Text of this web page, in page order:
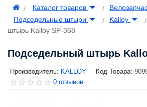
Каталог товаров
Подседельные штыри
Kalloy
штырь Kalloy SP-368
Подседельный штырь
Производитель: KALLOY Код Товара:
0 отзывов